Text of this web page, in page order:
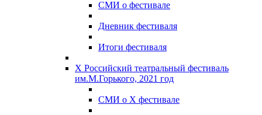
СМИ о фестивале
Дневник фестиваля
Итоги фестиваля
X Российский театральный фестиваль
им.М.Горького, 2021 год
СМИ о X фестивале